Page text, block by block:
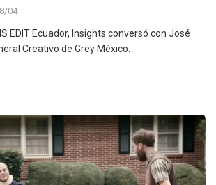
04
EDIT Ecuador, Insights conversó con José
Creativo de Grey México.